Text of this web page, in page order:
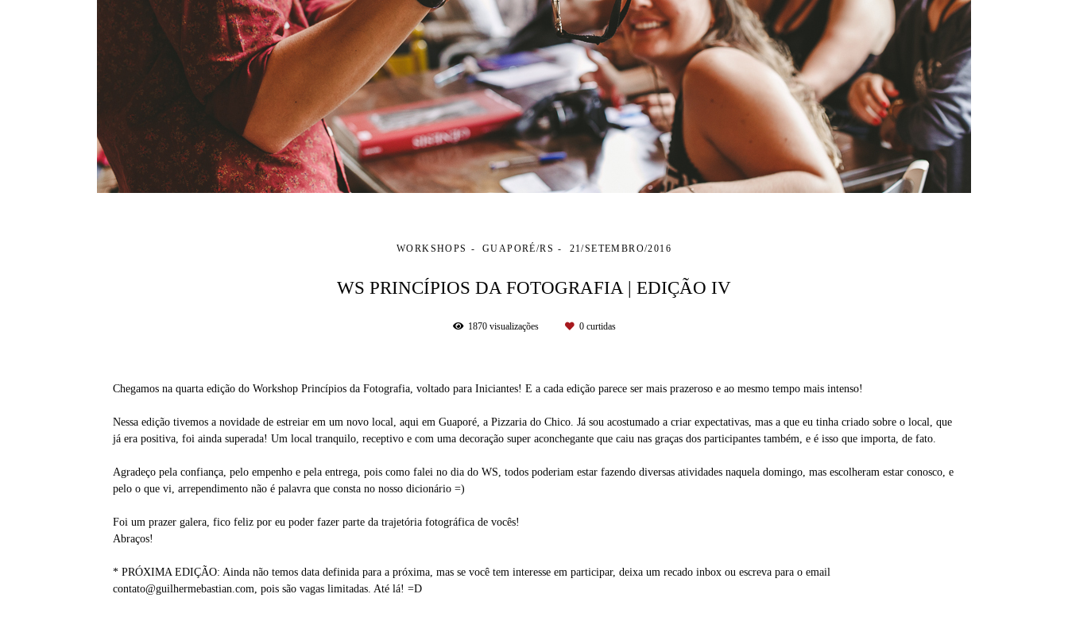
WORKSHOPS GUAPORÉ/RS 21/SETEMBRO/2016
WS PRINCÍPIOS DA FOTOGRAFIA | EDIÇÃO IV
1870visualizações 0curtidas
Chegamos na quarta edição do Workshop Princípios da Fotografia, voltado para Iniciantes! E a cada edição parece ser mais prazeroso e ao mesmo tempo mais intenso!
Nessa edição tivemos a novidade de estreiar em um novo local, aqui em Guaporé, a Pizzaria do Chico. Já sou acostumado a criar expectativas, mas a que eu tinha criado sobre o local, que
já era positiva, foi ainda superada! Um local tranquilo, receptivo e com uma decoração super aconchegante que caiu nas graças dos participantes também, e é isso que importa, de fato.
Agradeço pela confiança, pelo empenho e pela entrega, pois como falei no dia do WS, todos poderiam estar fazendo diversas atividades naquela domingo, mas escolheram estar conosco, e
pelo o que vi, arrependimento não é palavra que consta no nosso dicionário =)
Foi um prazer galera, fico feliz por eu poder fazer parte da trajetória fotográfica de vocês!
Abraços!
* PRÓXIMA EDIÇÃO: Ainda não temos data definida para a próxima, mas se você tem interesse em participar, deixa um recado inbox ou escreva para o email
contato@guilhermebastian.com, pois são vagas limitadas. Até lá! =D